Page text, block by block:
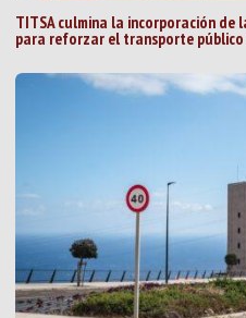
TITSA culmina la incorporación de
para reforzar el transporte público